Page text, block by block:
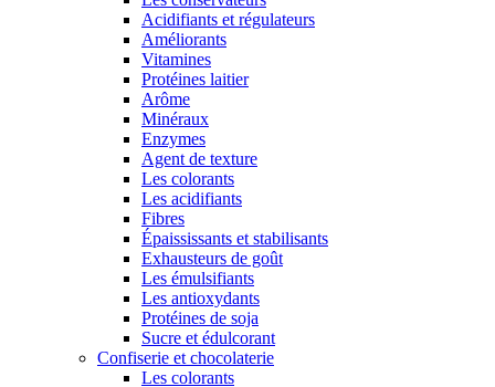
Acidifiants et régulateurs
Améliorants
Vitamines
Protéines laitier
Arôme
Minéraux
Enzymes
Agent de texture
Les colorants
Les acidifiants
Fibres
Épaississants et stabilisants
Exhausteurs de goût
Les émulsifiants
Les antioxydants
Protéines de soja
Sucre et édulcorant
Confiserie et chocolaterie
Les colorants